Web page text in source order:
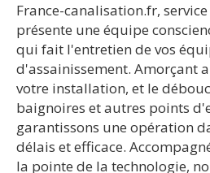
France-canalisation.fr,
présente une équipe
qui fait l'entretien de vos
d'assainissement. Amorçant
votre installation, et le
baignoires et autres points
garantissons une opération
délais et efficace.
la pointe de la technologie,